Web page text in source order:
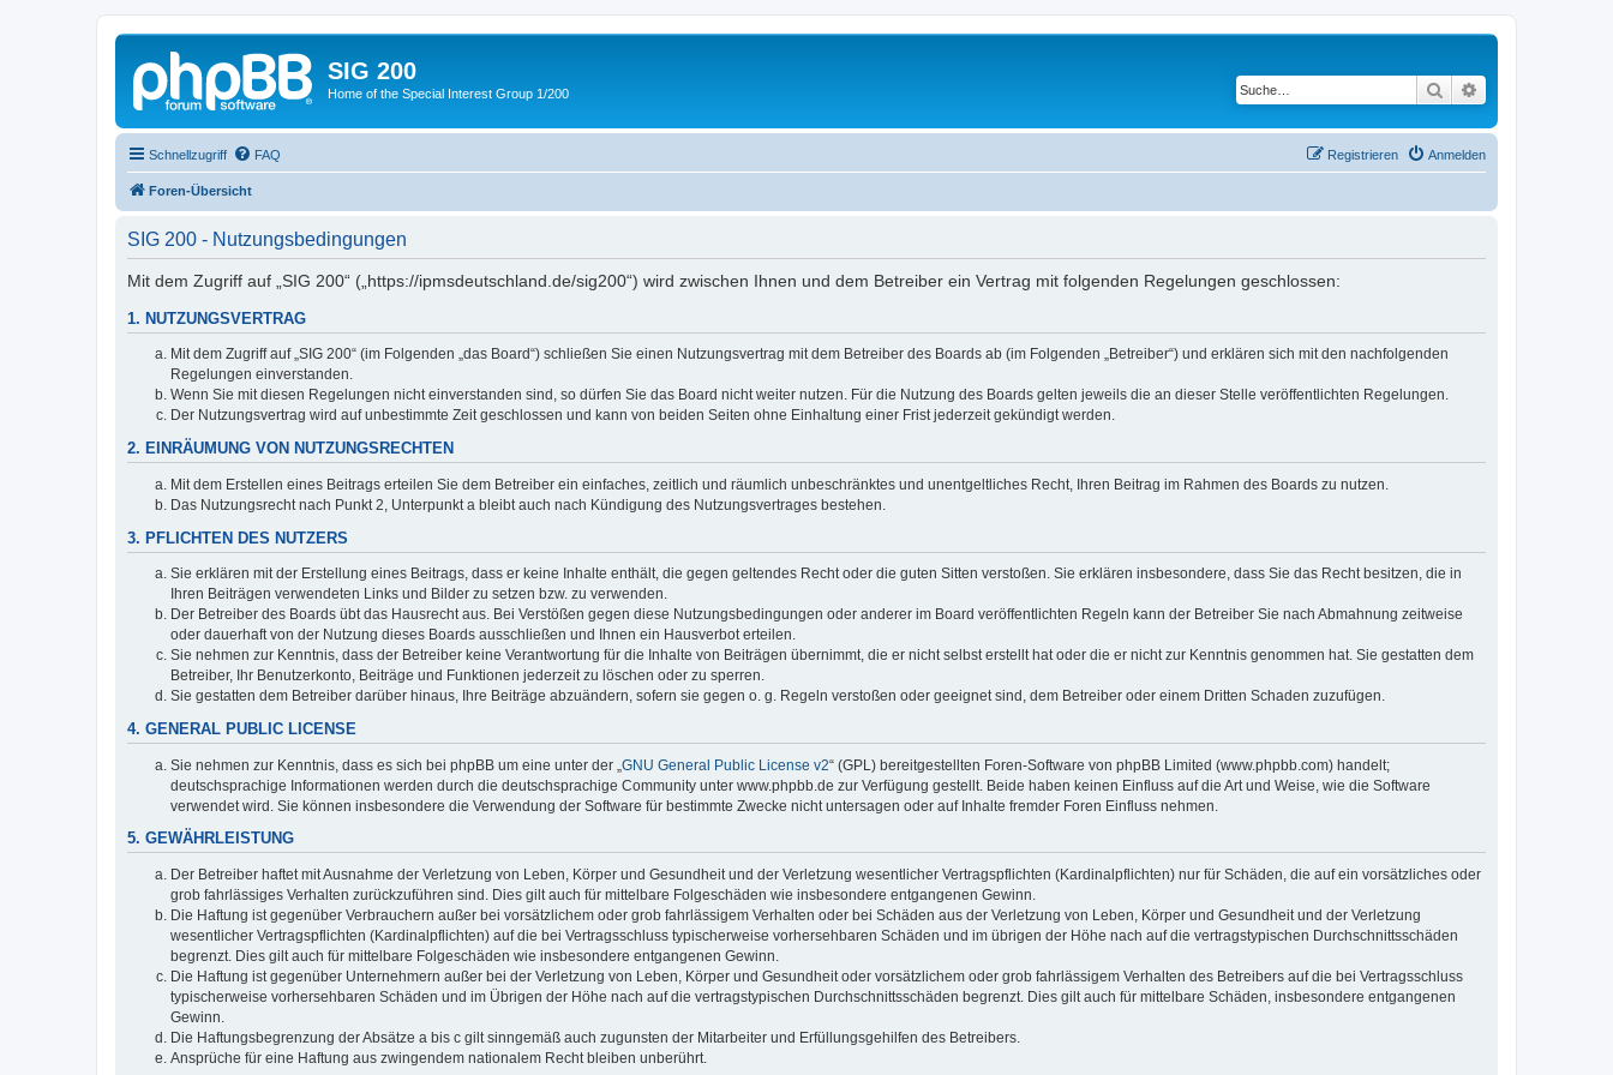
SIG 200
Home of the Special Interest Group 1/200 Suche
Schnellzugriff FAQ Anmelden
Registrieren
Foren-Übersicht
SIG 200 - Nutzungsbedingungen
Mit dem Zugriff auf „SIG 200“ („https://ipmsdeutschland.de/sig200“) wird zwischen Ihnen und dem Betreiber ein Vertrag mit folgenden Regelungen geschlossen:
1. NUTZUNGSVERTRAG
Mit dem Zugriff auf „SIG 200“ (im Folgenden „das Board“) schließen Sie einen Nutzungsvertrag mit dem Betreiber des Boards ab (im Folgenden „Betreiber“) und erklären sich mit den nachfolgenden
Regelungen einverstanden.
Wenn Sie mit diesen Regelungen nicht einverstanden sind, so dürfen Sie das Board nicht weiter nutzen. Für die Nutzung des Boards gelten jeweils die an dieser Stelle veröffentlichten Regelungen.
Der Nutzungsvertrag wird auf unbestimmte Zeit geschlossen und kann von beiden Seiten ohne Einhaltung einer Frist jederzeit gekündigt werden.
2. EINRÄUMUNG VON NUTZUNGSRECHTEN
Mit dem Erstellen eines Beitrags erteilen Sie dem Betreiber ein einfaches, zeitlich und räumlich unbeschränktes und unentgeltliches Recht, Ihren Beitrag im Rahmen des Boards zu nutzen.
Das Nutzungsrecht nach Punkt 2, Unterpunkt a bleibt auch nach Kündigung des Nutzungsvertrages bestehen.
3. PFLICHTEN DES NUTZERS
Sie erklären mit der Erstellung eines Beitrags, dass er keine Inhalte enthält, die gegen geltendes Recht oder die guten Sitten verstoßen. Sie erklären insbesondere, dass Sie das Recht besitzen, die in
Ihren Beiträgen verwendeten Links und Bilder zu setzen bzw. zu verwenden.
Der Betreiber des Boards übt das Hausrecht aus. Bei Verstößen gegen diese Nutzungsbedingungen oder anderer im Board veröffentlichten Regeln kann der Betreiber Sie nach Abmahnung zeitweise
oder dauerhaft von der Nutzung dieses Boards ausschließen und Ihnen ein Hausverbot erteilen.
Sie nehmen zur Kenntnis, dass der Betreiber keine Verantwortung für die Inhalte von Beiträgen übernimmt, die er nicht selbst erstellt hat oder die er nicht zur Kenntnis genommen hat. Sie gestatten dem
Betreiber, Ihr Benutzerkonto, Beiträge und Funktionen jederzeit zu löschen oder zu sperren.
Sie gestatten dem Betreiber darüber hinaus, Ihre Beiträge abzuändern, sofern sie gegen o. g. Regeln verstoßen oder geeignet sind, dem Betreiber oder einem Dritten Schaden zuzufügen.
4. GENERAL PUBLIC LICENSE
Sie nehmen zur Kenntnis, dass es sich bei phpBB um eine unter der „ GNU General Public License v2“ (GPL) bereitgestellten Foren-Software von phpBB Limited (www.phpbb.com) handelt;
deutschsprachige Informationen werden durch die deutschsprachige Community unter www.phpbb.de zur Verfügung gestellt. Beide haben keinen Einfluss auf die Art und Weise, wie die Software
verwendet wird. Sie können insbesondere die Verwendung der Software für bestimmte Zwecke nicht untersagen oder auf Inhalte fremder Foren Einfluss nehmen.
5. GEWÄHRLEISTUNG
Der Betreiber haftet mit Ausnahme der Verletzung von Leben, Körper und Gesundheit und der Verletzung wesentlicher Vertragspflichten (Kardinalpflichten) nur für Schäden, die auf ein vorsätzliches oder
grob fahrlässiges Verhalten zurückzuführen sind. Dies gilt auch für mittelbare Folgeschäden wie insbesondere entgangenen Gewinn.
Die Haftung ist gegenüber Verbrauchern außer bei vorsätzlichem oder grob fahrlässigem Verhalten oder bei Schäden aus der Verletzung von Leben, Körper und Gesundheit und der Verletzung
wesentlicher Vertragspflichten (Kardinalpflichten) auf die bei Vertragsschluss typischerweise vorhersehbaren Schäden und im übrigen der Höhe nach auf die vertragstypischen Durchschnittsschäden
begrenzt. Dies gilt auch für mittelbare Folgeschäden wie insbesondere entgangenen Gewinn.
Die Haftung ist gegenüber Unternehmern außer bei der Verletzung von Leben, Körper und Gesundheit oder vorsätzlichem oder grob fahrlässigem Verhalten des Betreibers auf die bei Vertragsschluss
typischerweise vorhersehbaren Schäden und im Übrigen der Höhe nach auf die vertragstypischen Durchschnittsschäden begrenzt. Dies gilt auch für mittelbare Schäden, insbesondere entgangenen
Gewinn.
Die Haftungsbegrenzung der Absätze a bis c gilt sinngemäß auch zugunsten der Mitarbeiter und Erfüllungsgehilfen des Betreibers.
Ansprüche für eine Haftung aus zwingendem nationalem Recht bleiben unberührt.